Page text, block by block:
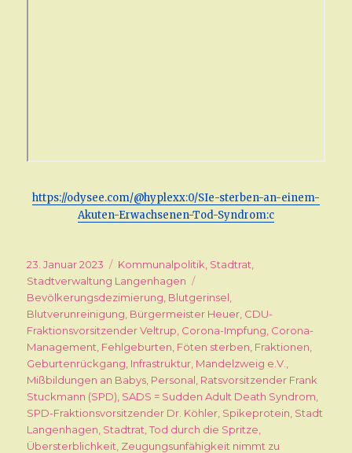
https://odysee.com/@hyplexx:0/SIe-sterben-an-einem-
Akuten-Erwachsenen-Tod-Syndrom:c
Veröffentlicht
am
23. Januar 2023 Kategorien
Kommunalpolitik Stadtrat
Stadtverwaltung Langenhagen
Bevölkerungsdezimierung Blutgerinsel
Blutverunreinigung Bürgermeister Heuer CDU-
Fraktionsvorsitzender Veltrup Corona-Impfung Corona-
Management Fehlgeburten Föten sterben Fraktionen
Geburtenrückgang Infrastruktur Mandelzweig e.V.
Mißbildungen an Babys Personal Ratsvorsitzender Frank
Stuckmann (SPD) SADS = Sudden Adult Death Syndrom
SPD-Fraktionsvorsitzender Dr. Köhler Spikeprotein Stadt
Langenhagen Stadtrat ,Tod durch die Spritze
Übersterblichkeit Zeugungsunfähigkeit nimmt zu